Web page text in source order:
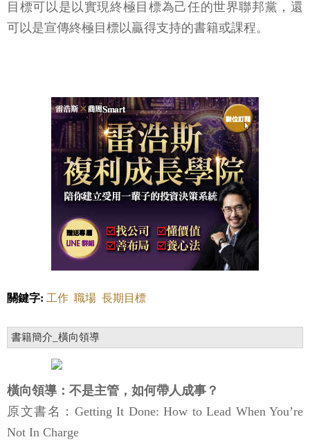
目標可以是以實現終極目標為己任的世界聯邦黨，還
可以是宣傳終極目標以贏得支持的書籍或課程。
關鍵字: 工作 職場 長期目標
書籍簡介_橫向領導
橫向領導：不是主管，如何帶人成事？
原文書名：Getting It Done: How to Lead When You’re
Not In Charge